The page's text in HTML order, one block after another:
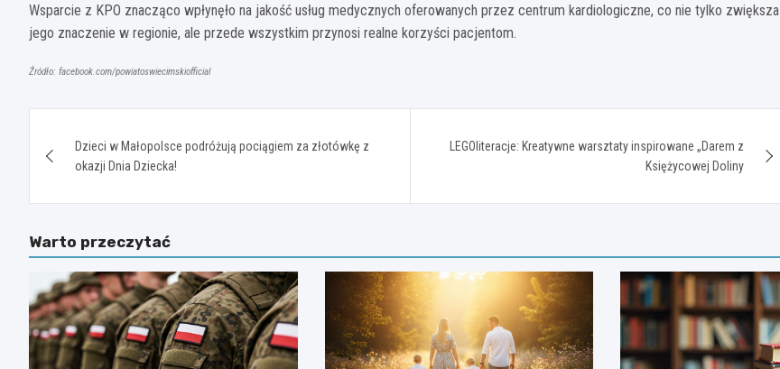
Wsparcie z KPO znacząco wpłynęło na jakość usług medycznych oferowanych przez centrum kardiologiczne, co nie tylko zwiększa
jego znaczenie w regionie, ale przede wszystkim przynosi realne korzyści pacjentom.
Źródło: facebook.com/powiatoswiecimskiofficial
wpisuDzieci w Małopolsce podróżują pociągiem za złotówkę z
okazji Dnia Dziecka!
LEGOliteracje: Kreatywne warsztaty inspirowane „Darem z
Księżycowej Doliny
Warto przeczytać